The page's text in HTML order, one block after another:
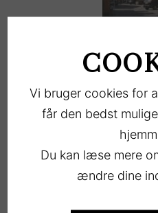
Den gamle købstadKøge
ligger kun 1 km fra Køge &
et besøg værd. Byen har
middelalderen, hyggelige
spisesteder og cafeer
. På
kulturelle oplevelser i Køge i
Vi bruger cookies for
får den bedst
Du kan læse mere
ændre dine